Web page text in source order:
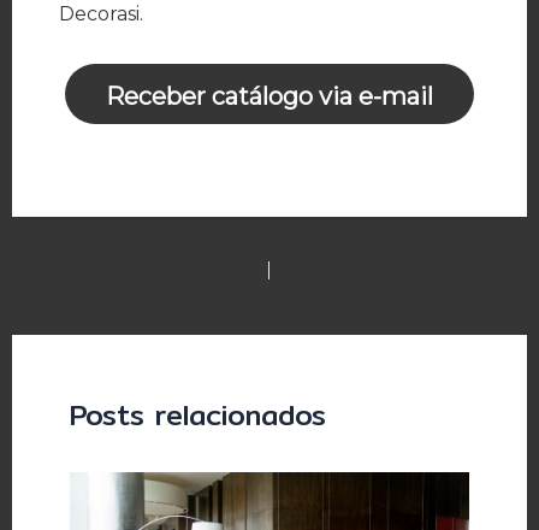
Decorasi.
Receber catálogo via e-mail
Posts relacionados